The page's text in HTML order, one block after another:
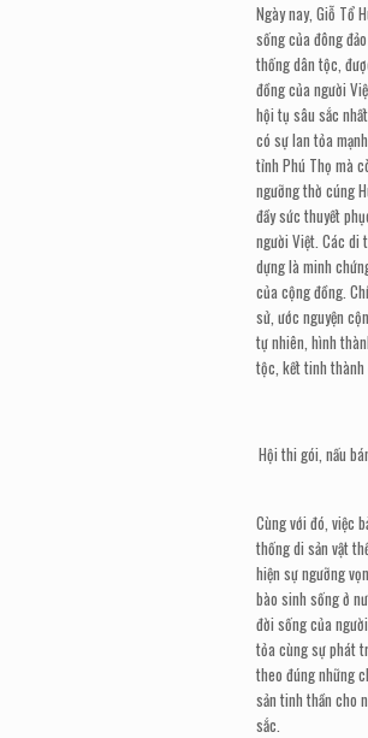
Ngày nay, Giỗ Tổ
sống của đông
thống dân tộc,
đồng của người
hội tụ sâu sắc
có sự lan tỏa
tỉnh Phú Thọ mà
ngưỡng thờ cúng
đầy sức thuyết
người Việt. Các di
dựng là minh
của cộng đồng.
sử, ước nguyện
tự nhiên, hình
tộc, kết tinh thành
Hội thi gói, nấu
Cùng với đó, việc
thống di sản vật
hiện sự ngưỡng
bào sinh sống ở
đời sống của
tỏa cùng sự phát
theo đúng những
sản tinh thần cho
sắc.